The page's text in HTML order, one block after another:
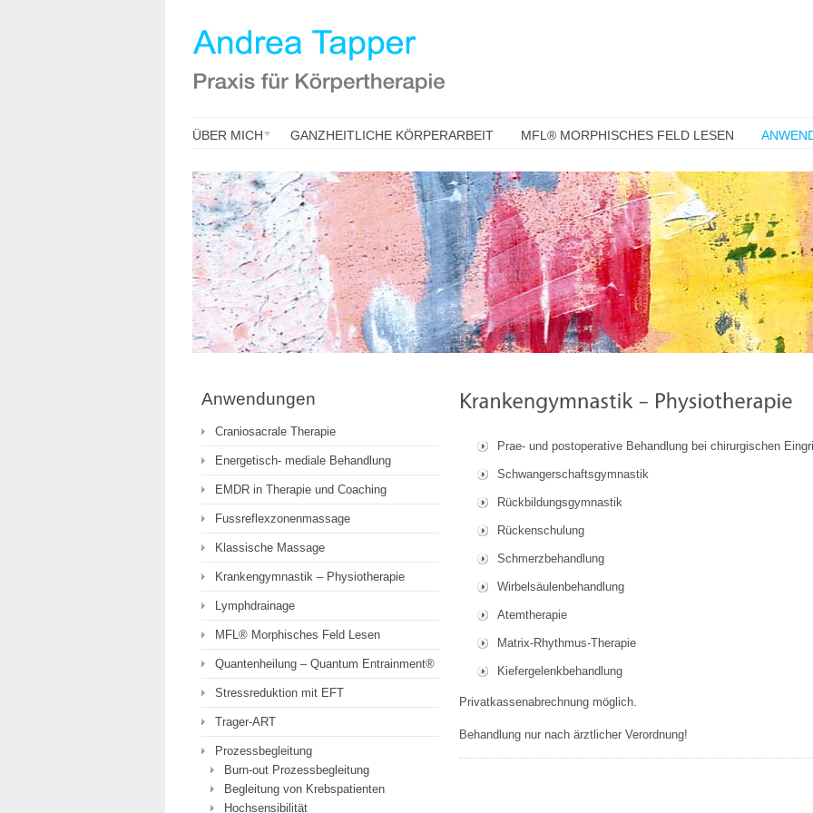
ÜBER MICH GANZHEITLICHE KÖRPERARBEIT MFL® MORPHISCHES FELD LESEN
Prae- und postoperative Behandlung bei chirurgischen
Schwangerschaftsgymnastik
Rückbildungsgymnastik
Rückenschulung
Schmerzbehandlung
Wirbelsäulenbehandlung
Atemtherapie
Matrix-Rhythmus-Therapie
Kiefergelenkbehandlung
Privatkassenabrechnung möglich.
Behandlung nur nach ärztlicher Verordnung!
Anwendungen
Craniosacrale Therapie
Energetisch- mediale Behandlung
EMDR in Therapie und Coaching
Fussreflexzonenmassage
Klassische Massage
Krankengymnastik – Physiotherapie
Lymphdrainage
MFL® Morphisches Feld Lesen
Quantenheilung – Quantum Entrainment®
Stressreduktion mit EFT
Trager-ART
Prozessbegleitung
Burn-out Prozessbegleitung
Begleitung von Krebspatienten
Hochsensibilität